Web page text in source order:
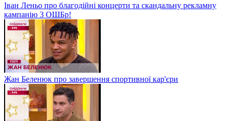
Іван Леньо про благодійні концерти та скандальну рекламну
кампанію 3 ОШБр!
Жан Беленюк про завершення спортивної кар'єри